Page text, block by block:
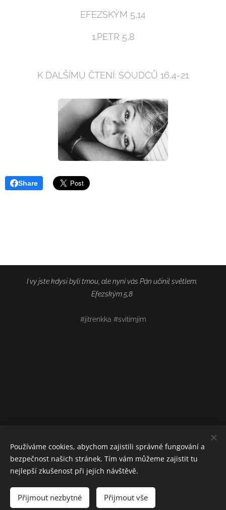
EFEZSKÝM 5,14
1.PETR 5,8
K DALŠÍMU ČTENÍ: SOUDCŮ 16,4-21
Share
I vy jste kdysi byli tmou, ale nyní vás Pán učinil světlem.
Efezským 5,8
#jitrenkka #svitimjim
Vytvořeno službou Webnode
Používáme cookies, abychom zajistili správné fungování a
bezpečnost našich stránek. Tím vám můžeme zajistit tu
nejlepší zkušenost při jejich návštěvě.
Přijmout nezbytné Přijmout vše